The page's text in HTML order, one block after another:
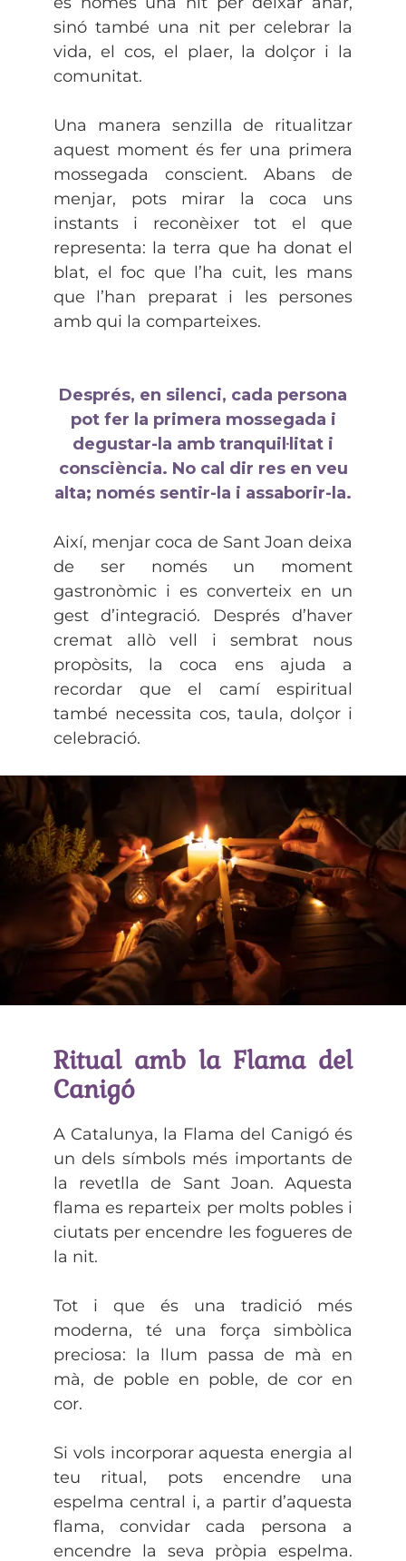
sinó també una nit per celebrar la
vida, el cos, el plaer, la dolçor i la
comunitat.
Una manera senzilla de ritualitzar
aquest moment és fer una primera
mossegada conscient. Abans de
menjar, pots mirar la coca uns
instants i reconèixer tot el que
representa: la terra que ha donat el
blat, el foc que l’ha cuit, les mans
que l’han preparat i les persones
amb qui la comparteixes.
Després, en silenci, cada persona
pot fer la primera mossegada i
degustar-la amb tranquil·litat i
consciència. No cal dir res en veu
alta; només sentir-la i assaborir-la.
Així, menjar coca de Sant Joan deixa
de ser només un moment
gastronòmic i es converteix en un
gest d’integració. Després d’haver
cremat allò vell i sembrat nous
propòsits, la coca ens ajuda a
recordar que el camí espiritual
també necessita cos, taula, dolçor i
celebració.
Ritual amb la Flama del
Canigó
A Catalunya, la Flama del Canigó és
un dels símbols més importants de
la revetlla de Sant Joan. Aquesta
flama es reparteix per molts pobles i
ciutats per encendre les fogueres de
la nit.
Tot i que és una tradició més
moderna, té una força simbòlica
preciosa: la llum passa de mà en
mà, de poble en poble, de cor en
cor.
Si vols incorporar aquesta energia al
teu ritual, pots encendre una
espelma central i, a partir d’aquesta
flama, convidar cada persona a
encendre la seva pròpia espelma.